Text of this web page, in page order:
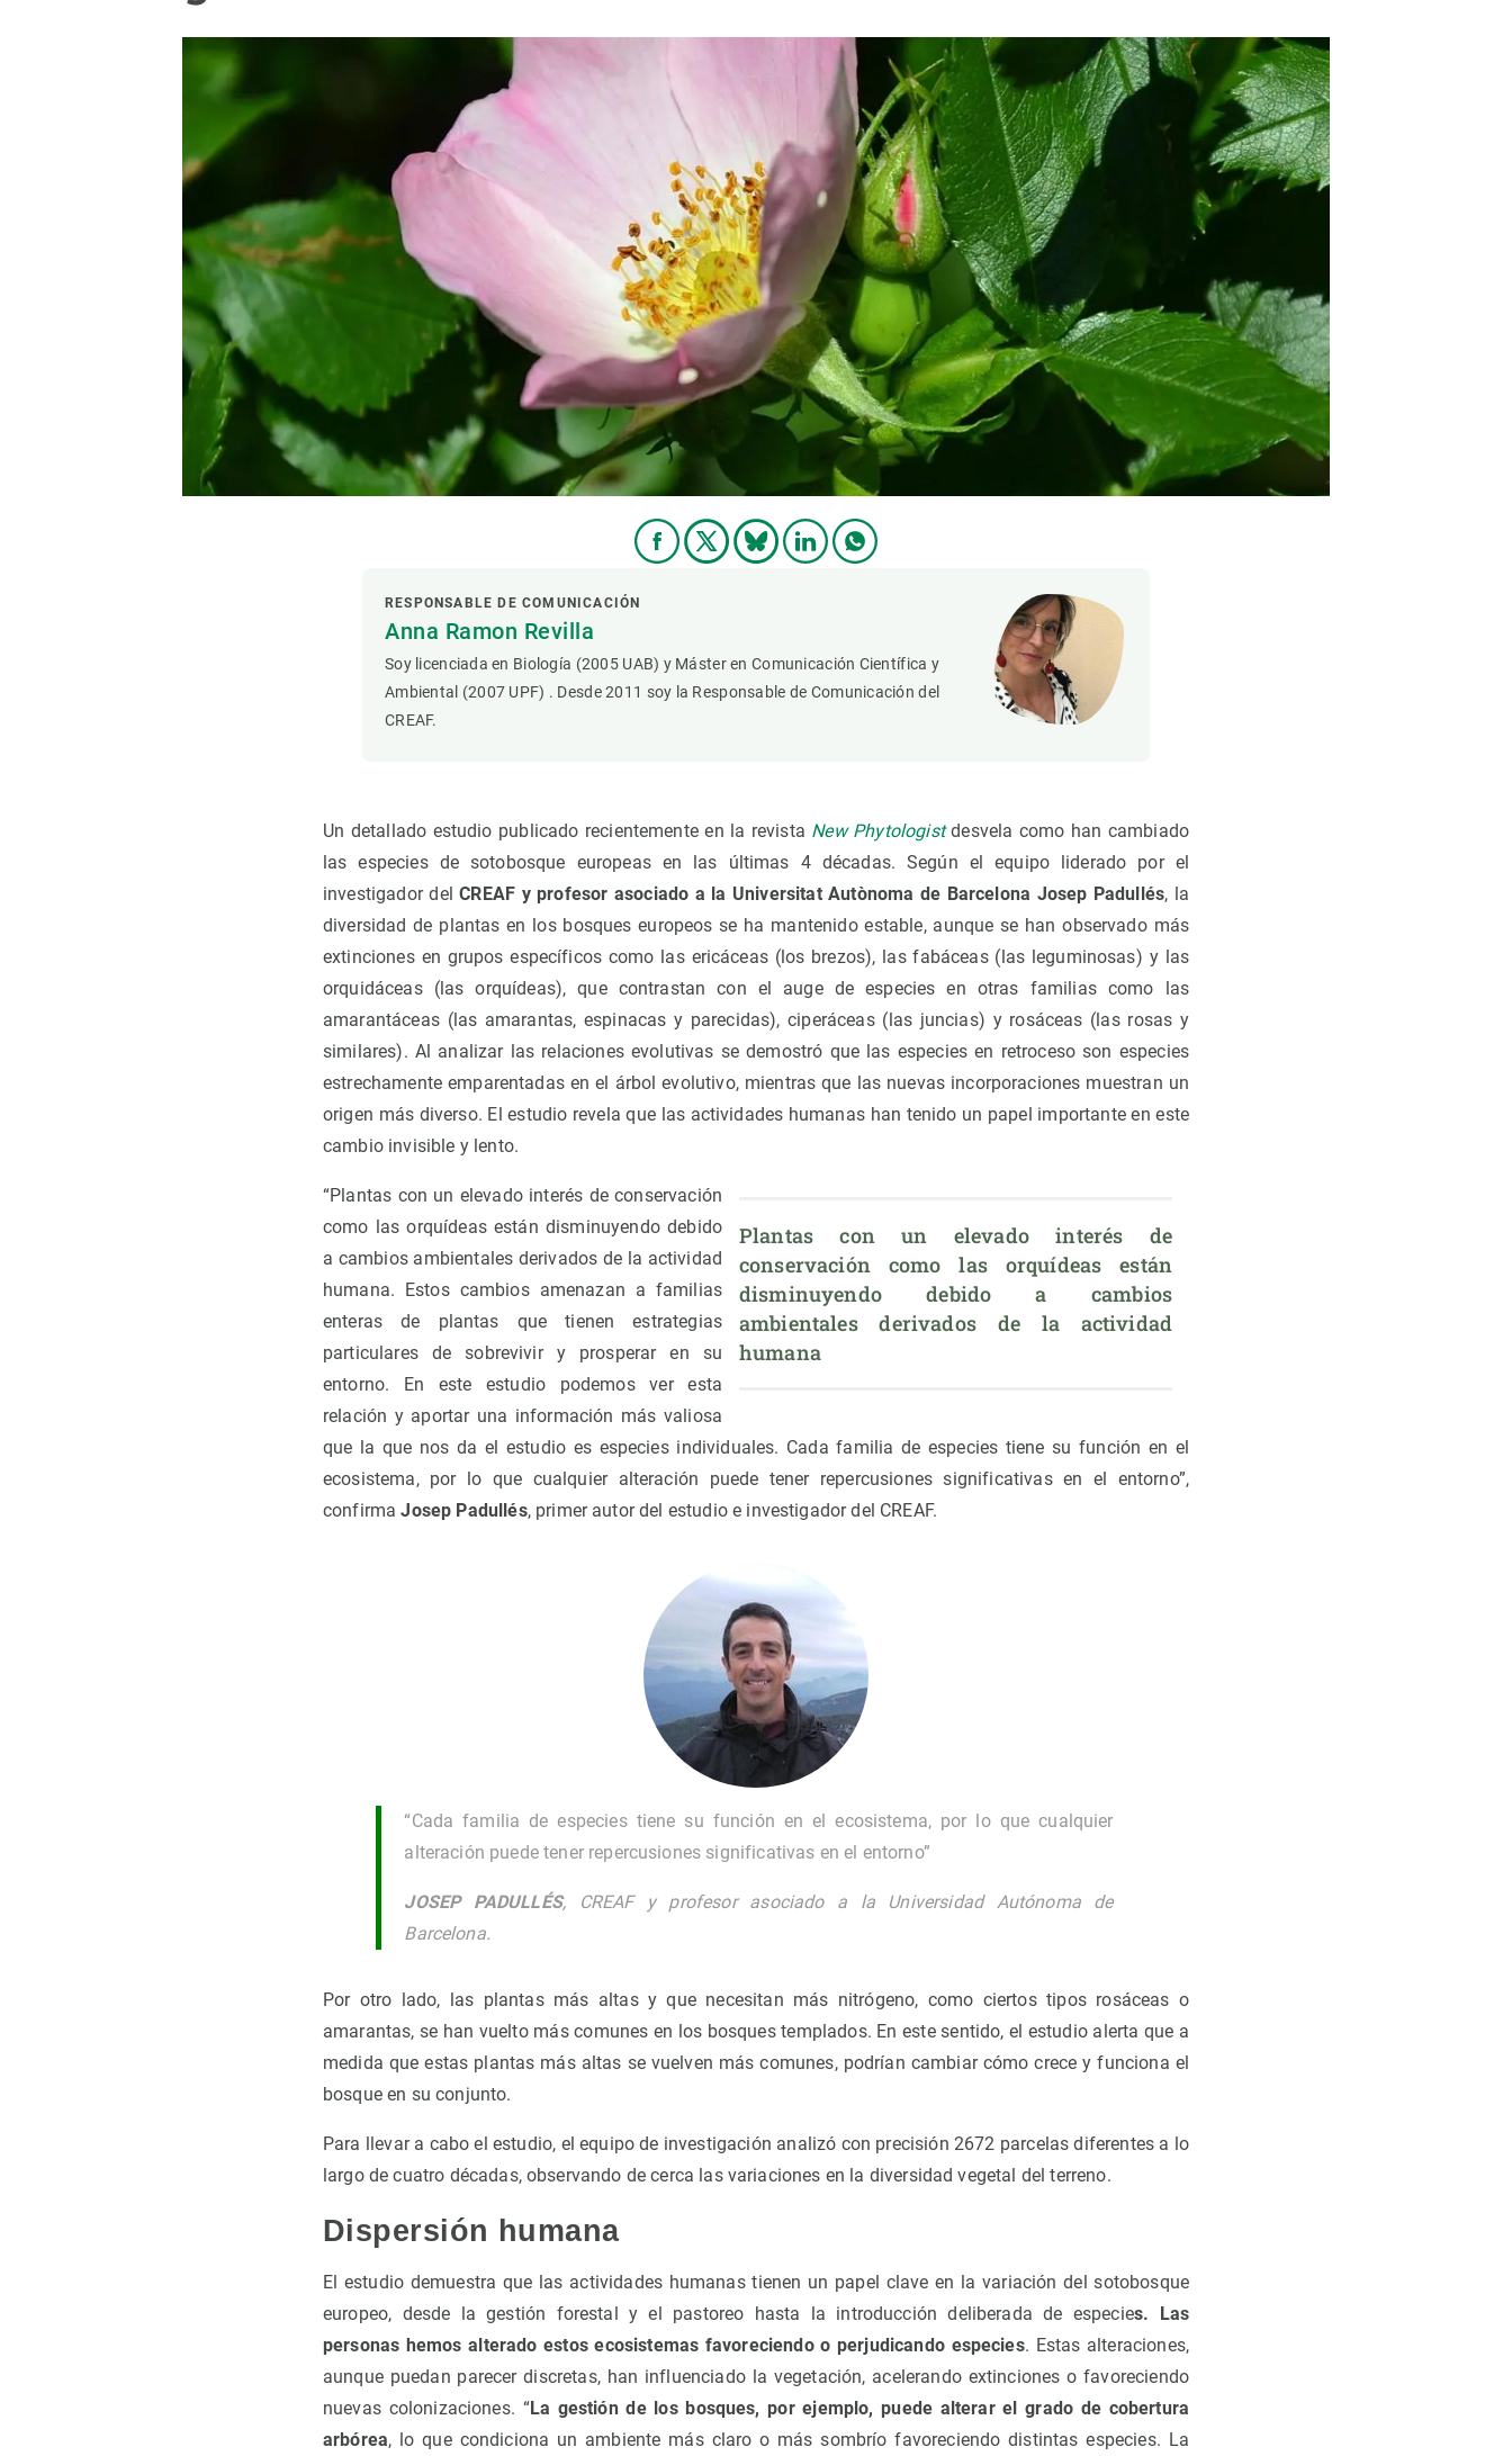
RESPONSABLE DE COMUNICACIÓN
Anna Ramon Revilla
Soy licenciada en Biología (2005 UAB) y Máster en Comunicación Científica y
Ambiental (2007 UPF) . Desde 2011 soy la Responsable de Comunicación del
CREAF.
Un detallado estudio publicado recientemente en la revista New Phytologistdesvela como han cambiado
las especies de sotobosque europeas en las últimas 4 décadas. Según el equipo liderado por el
investigador delCREAF y profesor asociado a la Universitat Autònoma de Barcelona Josep Padullés, la
diversidad de plantas en los bosques europeos se ha mantenido estable, aunque se han observado más
extinciones en grupos específicos como las ericáceas (los brezos), las fabáceas (las leguminosas) y las
orquidáceas (las orquídeas), que contrastan con el auge de especies en otras familias como las
amarantáceas (las amarantas, espinacas y parecidas), ciperáceas (las juncias) y rosáceas (las rosas y
similares). Al analizar las relaciones evolutivas se demostró que las especies en retroceso son especies
estrechamente emparentadas en el árbol evolutivo, mientras que las nuevas incorporaciones muestran un
origen más diverso. El estudio revela que las actividades humanas han tenido un papel importante en este
cambio invisible y lento.
Plantas con un elevado interés de
conservación como las orquídeas están
disminuyendo debido a cambios
ambientales derivados de la actividad
humana
“Plantas con un elevado interés de conservación
como las orquídeas están disminuyendo debido
a cambios ambientales derivados de la actividad
humana. Estos cambios amenazan a familias
enteras de plantas que tienen estrategias
particulares de sobrevivir y prosperar en su
entorno. En este estudio podemos ver esta
relación y aportar una información más valiosa
que la que nos da el estudio es especies individuales. Cada familia de especies tiene su función en el
ecosistema, por lo que cualquier alteración puede tener repercusiones significativas en el entorno”,
confirmaJosep Padullés, primer autor del estudio e investigador del CREAF.
“Cada familia de especies tiene su función en el ecosistema, por lo que cualquier
alteración puede tener repercusiones significativas en el entorno”
JOSEP PADULLÉS, CREAF y profesor asociado a la Universidad Autónoma de
Barcelona.
Por otro lado, las plantas más altas y que necesitan más nitrógeno, como ciertos tipos rosáceas o
amarantas, se han vuelto más comunes en los bosques templados. En este sentido, el estudio alerta que a
medida que estas plantas más altas se vuelven más comunes, podrían cambiar cómo crece y funciona el
bosque en su conjunto.
Para llevar a cabo el estudio, el equipo de investigación analizó con precisión 2672 parcelas diferentes a lo
largo de cuatro décadas, observando de cerca las variaciones en la diversidad vegetal del terreno.
Dispersión humana
El estudio demuestra que las actividades humanas tienen un papel clave en la variación del sotobosque
europeo, desde la gestión forestal y el pastoreo hasta la introducción deliberada de especies. Las
personas hemos alterado estos ecosistemas favoreciendo o perjudicando especies. Estas alteraciones,
aunque puedan parecer discretas, han influenciado la vegetación, acelerando extinciones o favoreciendo
nuevas colonizaciones. “La gestión de los bosques, por ejemplo, puede alterar el grado de cobertura
arbórea, lo que condiciona un ambiente más claro o más sombrío favoreciendo distintas especies. La
Marca y logotipos
Equidad, Diversidad e Inclusión (EDI)
Ciencia abierta y gestión del conocimiento
Documentación
Temas transversales
Publicaciones
Synthesis Actions
Programa de másteres y doctorado
Visitante o sabático
Un lugar donde crecer
Desarrollo de carrera
Seminarios y actividades internas
Te ofrecemos formación
NOTICIAS Y AGENDA
Eventos anteriores
Funcionamiento de los ecosistemas